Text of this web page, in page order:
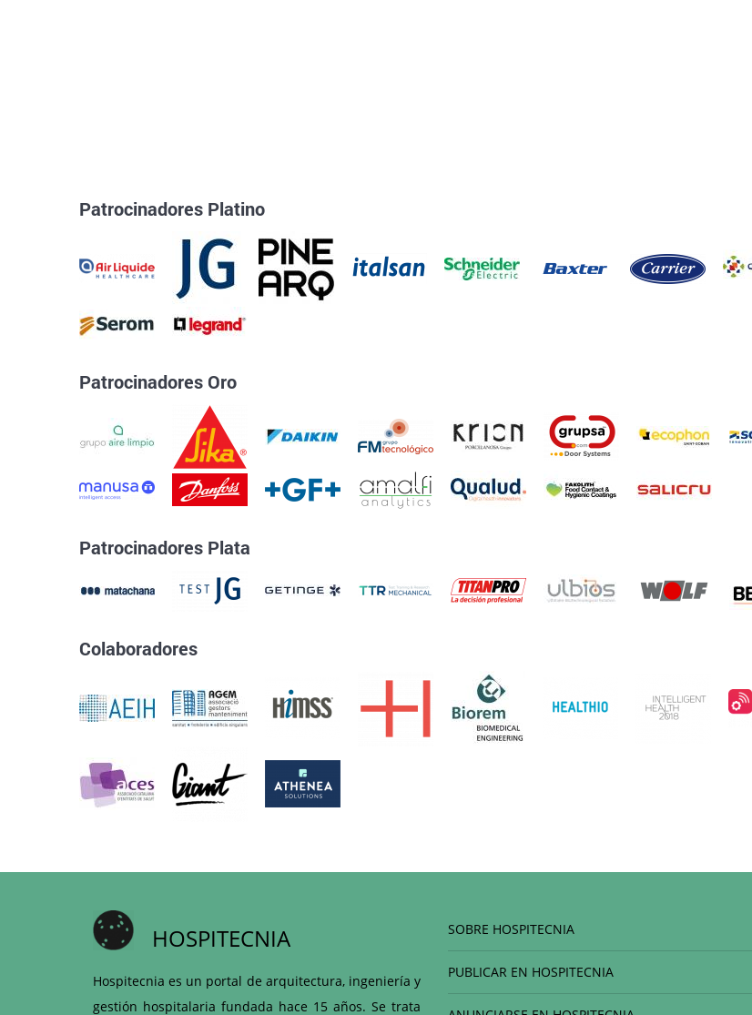
Patrocinadores Platino
Patrocinadores Oro
Patrocinadores Plata
Colaboradores
HOSPITECNIA
Hospitecnia es un portal de arquitectura, ingeniería y
gestión hospitalaria fundada hace 15 años. Se trata
SOBRE HOSPITECNIA
PUBLICAR EN HOSPITECNIA